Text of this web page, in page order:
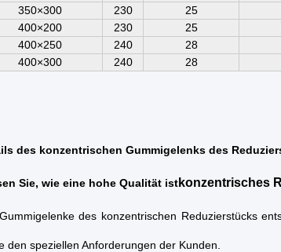
350×300
230 25
400×200
230 25
400×250
240 28
400×300
240 28
des konzentrischen Gummigelenks des
Sie, wie eine hohe Qualität istkonzentrisches
des konzentrischen Reduzierstücks
den speziellen Anforderungen der Kunden.